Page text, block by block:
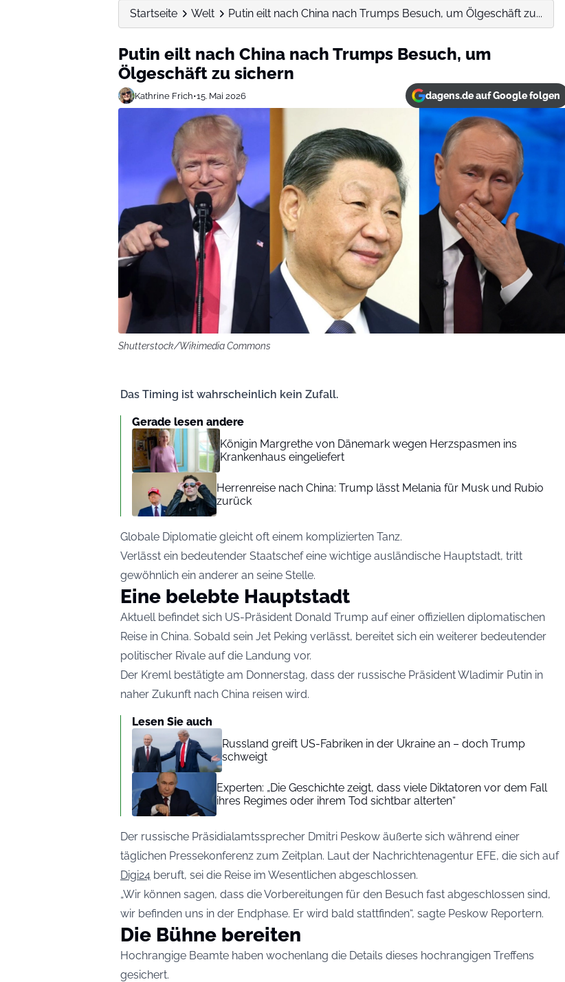
Startseite Welt Putin eilt nach China nach Trumps Besuch, um Ölgeschäft zu...
Putin eilt nach China nach Trumps Besuch, um
Ölgeschäft zu sichern
Kathrine Frich•15. Mai 2026 dagens.de auf Google folgen
Shutterstock/Wikimedia Commons
Das Timing ist wahrscheinlich kein Zufall.
Gerade lesen andere
Königin Margrethe von Dänemark wegen Herzspasmen ins
Krankenhaus eingeliefert
Herrenreise nach China: Trump lässt Melania für Musk und Rubio
zurück
Globale Diplomatie gleicht oft einem komplizierten Tanz.
Verlässt ein bedeutender Staatschef eine wichtige ausländische Hauptstadt, tritt
gewöhnlich ein anderer an seine Stelle.
Eine belebte Hauptstadt
Aktuell befindet sich US-Präsident Donald Trump auf einer offiziellen diplomatischen
Reise in China. Sobald sein Jet Peking verlässt, bereitet sich ein weiterer bedeutender
politischer Rivale auf die Landung vor.
Der Kreml bestätigte am Donnerstag, dass der russische Präsident Wladimir Putin in
naher Zukunft nach China reisen wird.
Lesen Sie auch
Russland greift US-Fabriken in der Ukraine an – doch Trump
schweigt
Experten: „Die Geschichte zeigt, dass viele Diktatoren vor dem Fall
ihres Regimes oder ihrem Tod sichtbar alterten“
Der russische Präsidialamtssprecher Dmitri Peskow äußerte sich während einer
täglichen Pressekonferenz zum Zeitplan. Laut der Nachrichtenagentur EFE, die sich auf
Digi24 beruft, sei die Reise im Wesentlichen abgeschlossen.
„Wir können sagen, dass die Vorbereitungen für den Besuch fast abgeschlossen sind,
wir befinden uns in der Endphase. Er wird bald stattfinden“, sagte Peskow Reportern.
Die Bühne bereiten
Hochrangige Beamte haben wochenlang die Details dieses hochrangigen Treffens
gesichert.